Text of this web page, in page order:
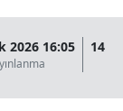
2026 16:05 14